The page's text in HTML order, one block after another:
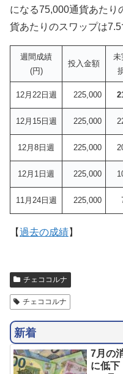
になる75,000通貨あたり
貨あたりのスワップは7.5
週間成績
(円)
投入金額
未
12月22日週 225,000
12月15日週 225,000
12月8日週 225,000
12月1日週 225,000
11月24日週 225,000
【過去の成績】
チェココルナ
チェココルナ
新着
7月の
に低